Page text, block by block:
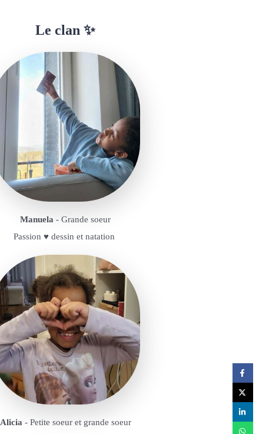
Le clan ✨
Manuela - Grande soeur
Passion ♥️ dessin et natation
Alicia - Petite soeur et grande soeur